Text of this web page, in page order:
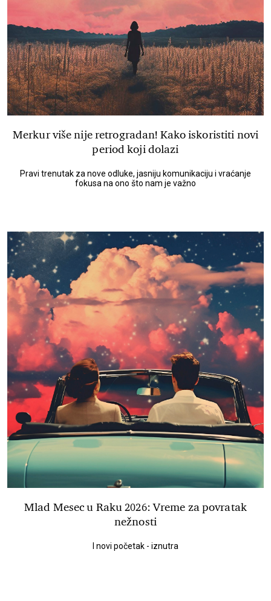
Merkur više nije retrogradan! Kako iskoristiti novi
period koji dolazi
Pravi trenutak za nove odluke, jasniju komunikaciju i vraćanje
fokusa na ono što nam je važno
Mlad Mesec u Raku 2026: Vreme za povratak
nežnosti
I novi početak - iznutra